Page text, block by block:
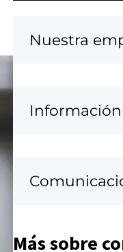
Nuestra
Más sobre